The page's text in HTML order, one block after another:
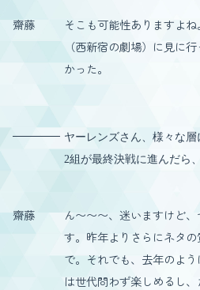
齋藤
そこも可能性ありますよ
（西新宿の劇場）に見に
かった。
ヤーレンズさん、様々な
2組が最終決戦に進んだら
齋藤
ん〜〜〜、迷いますけど
す。昨年よりさらにネタ
で。それでも、去年のよ
は世代問わず楽しめるし